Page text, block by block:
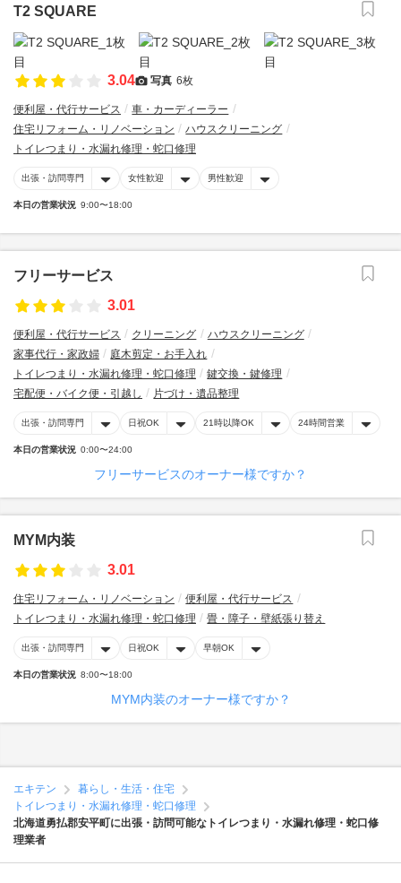
T2 SQUARE
3.04 写真 6枚
便利屋・代行サービス
車・カーディーラー
住宅リフォーム・リノベーション
ハウスクリーニング
トイレつまり・水漏れ修理・蛇口修理
出張・訪問専門 女性歓迎 男性歓迎
本日の営業状況 9:00〜18:00
フリーサービス
3.01
便利屋・代行サービス クリーニング
ハウスクリーニング
家事代行・家政婦
庭木剪定・お手入れ
トイレつまり・水漏れ修理・蛇口修理
鍵交換・鍵修理
宅配便・バイク便・引越し
片づけ・遺品整理
出張・訪問専門 日祝OK 21時以降OK 24時間営業
本日の営業状況 0:00〜24:00
フリーサービスのオーナー様ですか？
MYM内装
3.01
住宅リフォーム・リノベーション
便利屋・代行サービス
トイレつまり・水漏れ修理・蛇口修理
畳・障子・壁紙張り替え
出張・訪問専門 日祝OK 早朝OK
本日の営業状況 8:00〜18:00
MYM内装のオーナー様ですか？
エキテン
暮らし・生活・住宅
トイレつまり・水漏れ修理・蛇口修理
北海道勇払郡安平町に出張・訪問可能なトイレつまり・水漏れ修理・蛇口修
理業者